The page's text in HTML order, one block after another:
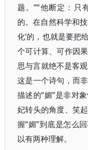
题。”“他断定：只
的。在自然科学和
化’的，也就是要把
个可计算、可作因
思与言就绝不是客
这是一个诗句，而
描述的“媚”是非对
妃转头的角度、笑
握“媚”到底是怎么
以有两种理解。